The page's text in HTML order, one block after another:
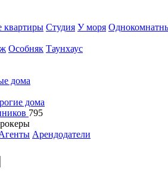
квартиры Студия У моря
Особняк Таунхаус
дома
дома
795
Арендодатели